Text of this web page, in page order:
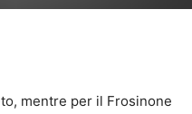
mentre per il Frosinone